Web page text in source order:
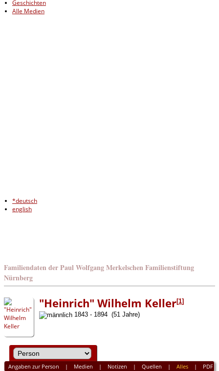
Geschichten
Alle Medien
*deutsch
english
Familiendaten der Paul Wolfgang Merkelschen Familienstiftung
Nürnberg
"Heinrich" Wilhelm Keller[1]
1843 - 1894 (51 Jahre)
Angaben zur Person | Medien | Notizen | Quellen | Alles| PDF